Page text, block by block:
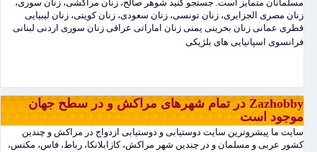
مسلمانان متمایز است. جستجو کنید شوهر صالح، زنان مراکشی، زنان سوری،
زنان مصری الجزایری، زنان تونسی، زنان سعودی، زنان کویتی، زنان لیبیایی
قطری عمانی زنان بحرینی یمنی زنان اماراتی عراقی زنان سوری اردنی لبنانی
فرانسوی اسپانیایی های بلژیکی
Zazhobby در تمام شهرهای مراکش و در سطح جهان
موجود است
سایت ما پیشروترین سایت دوستیابی و دوستیابی ازدواج در مراکش و چندین
کشور عربی و مسلمان و در چندین شهر مراکش، کازابلانکا، رباط، فاس، مکنس،